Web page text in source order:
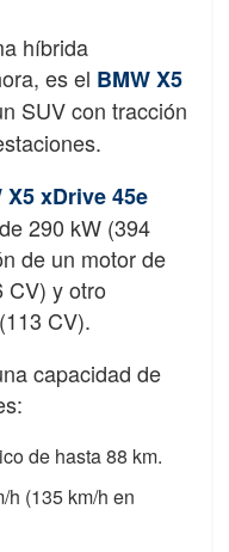
híbrida
es el BMW X5
SUV con tracción
X5 xDrive 45e
290 kW (394
de un motor de
CV) y otro
CV).
capacidad de
de hasta 88 km.
h (135 km/h en